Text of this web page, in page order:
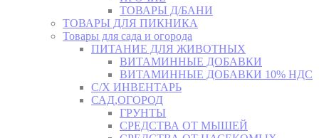
ТОВАРЫ Д/БАНИ
ТОВАРЫ ДЛЯ ПИКНИКА
Товары для сада и огорода
ПИТАНИЕ ДЛЯ ЖИВОТНЫХ
ВИТАМИННЫЕ ДОБАВКИ
ВИТАМИННЫЕ ДОБАВКИ 10% НДС
С/Х ИНВЕНТАРЬ
САД,ОГОРОД
ГРУНТЫ
СРЕДСТВА ОТ МЫШЕЙ